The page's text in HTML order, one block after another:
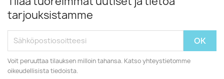
tarjouksistamme
Voit peruuttaa tilauksen milloin tahansa. Katso yhteystietomme
oikeudellisista tiedoista.